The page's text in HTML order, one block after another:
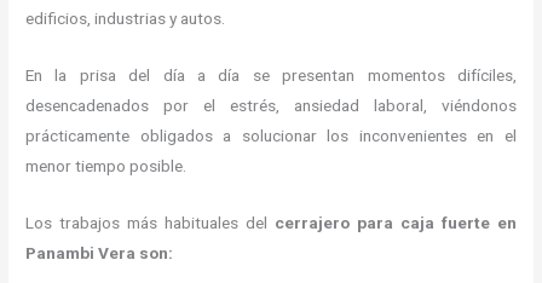
edificios, industrias y autos.
En la prisa del día a día se presentan momentos difíciles,
desencadenados por el estrés, ansiedad laboral, viéndonos
prácticamente obligados a solucionar los inconvenientes en el
menor tiempo posible.
Los trabajos más habituales del cerrajero para caja fuerte en
Panambi Vera son: